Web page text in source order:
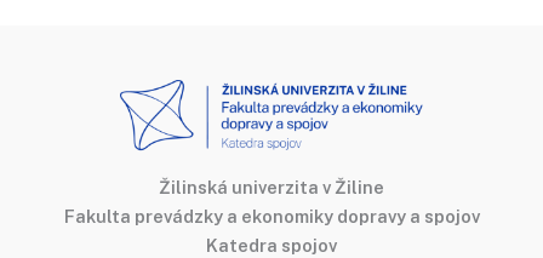
Žilinská univerzita v Žiline
Fakulta prevádzky a ekonomiky dopravy a spojov
Katedra spojov